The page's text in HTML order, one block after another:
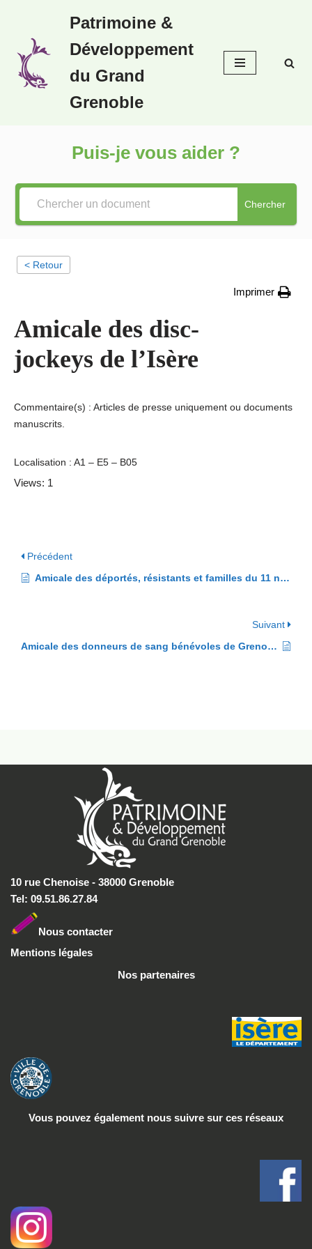
au
contenu
Patrimoine &
Développement
du Grand
Grenoble
Puis-je vous aider ?
Chercher
< Retour
Imprimer
Amicale des disc-
jockeys de l’Isère
Commentaire(s) : Articles de presse uniquement ou documents
manuscrits.
Localisation : A1 – E5 – B05
Views: 1
Précédent
Amicale des déportés, résistants et familles du 11 novembre 1943
Suivant
Amicale des donneurs de sang bénévoles de Grenoble
10 rue Chenoise - 38000 Grenoble
Tel: 09.51.86.27.84
Nous contacter
Mentions légales
Nos partenaires
Vous pouvez également nous suivre sur ces réseaux